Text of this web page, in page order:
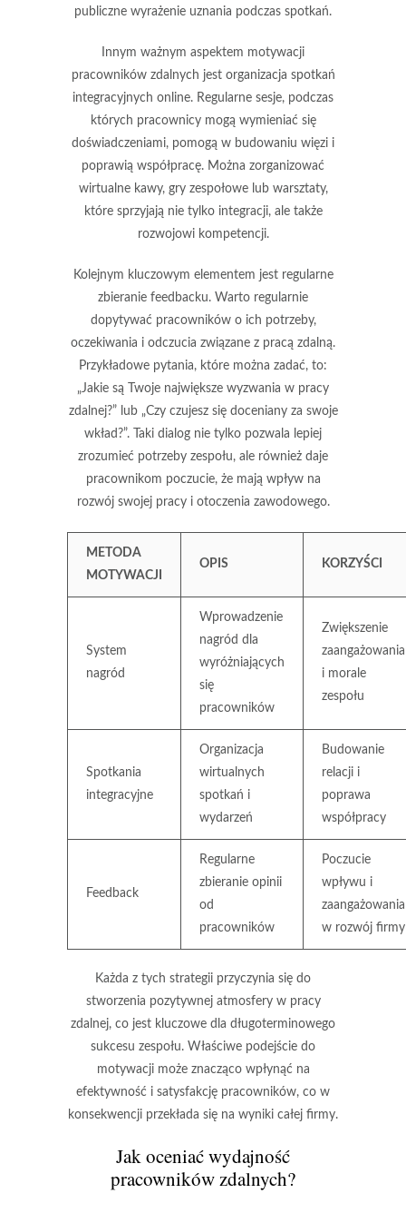
publiczne wyrażenie uznania podczas spotkań.
Innym ważnym aspektem motywacji
pracowników zdalnych jest organizacja spotkań
integracyjnych online. Regularne sesje, podczas
których pracownicy mogą wymieniać się
doświadczeniami, pomogą w budowaniu więzi i
poprawią współpracę. Można zorganizować
wirtualne kawy, gry zespołowe lub warsztaty,
które sprzyjają nie tylko integracji, ale także
rozwojowi kompetencji.
Kolejnym kluczowym elementem jest regularne
zbieranie feedbacku. Warto regularnie
dopytywać pracowników o ich potrzeby,
oczekiwania i odczucia związane z pracą zdalną.
Przykładowe pytania, które można zadać, to:
„Jakie są Twoje największe wyzwania w pracy
zdalnej?” lub „Czy czujesz się doceniany za swoje
wkład?”. Taki dialog nie tylko pozwala lepiej
zrozumieć potrzeby zespołu, ale również daje
pracownikom poczucie, że mają wpływ na
rozwój swojej pracy i otoczenia zawodowego.
METODA
MOTYWACJI
OPIS KORZYŚCI
System
nagród
Wprowadzenie
nagród dla
wyróżniających
się
pracowników
Zwiększenie
zaangażowania
i morale
zespołu
Spotkania
integracyjne
Organizacja
wirtualnych
spotkań i
wydarzeń
Budowanie
relacji i
poprawa
współpracy
Feedback
Regularne
zbieranie opinii
od
pracowników
Poczucie
wpływu i
zaangażowania
w rozwój firmy
Każda z tych strategii przyczynia się do
stworzenia pozytywnej atmosfery w pracy
zdalnej, co jest kluczowe dla długoterminowego
sukcesu zespołu. Właściwe podejście do
motywacji może znacząco wpłynąć na
efektywność i satysfakcję pracowników, co w
konsekwencji przekłada się na wyniki całej firmy.
Jak oceniać wydajność
pracowników zdalnych?